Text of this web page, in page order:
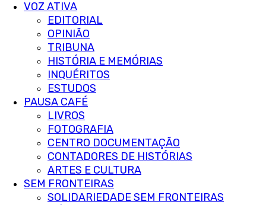
VOZ ATIVA
EDITORIAL
OPINIÃO
TRIBUNA
HISTÓRIA E MEMÓRIAS
INQUÉRITOS
ESTUDOS
PAUSA CAFÉ
LIVROS
FOTOGRAFIA
CENTRO DOCUMENTAÇÃO
CONTADORES DE HISTÓRIAS
ARTES E CULTURA
SEM FRONTEIRAS
SOLIDARIEDADE SEM FRONTEIRAS